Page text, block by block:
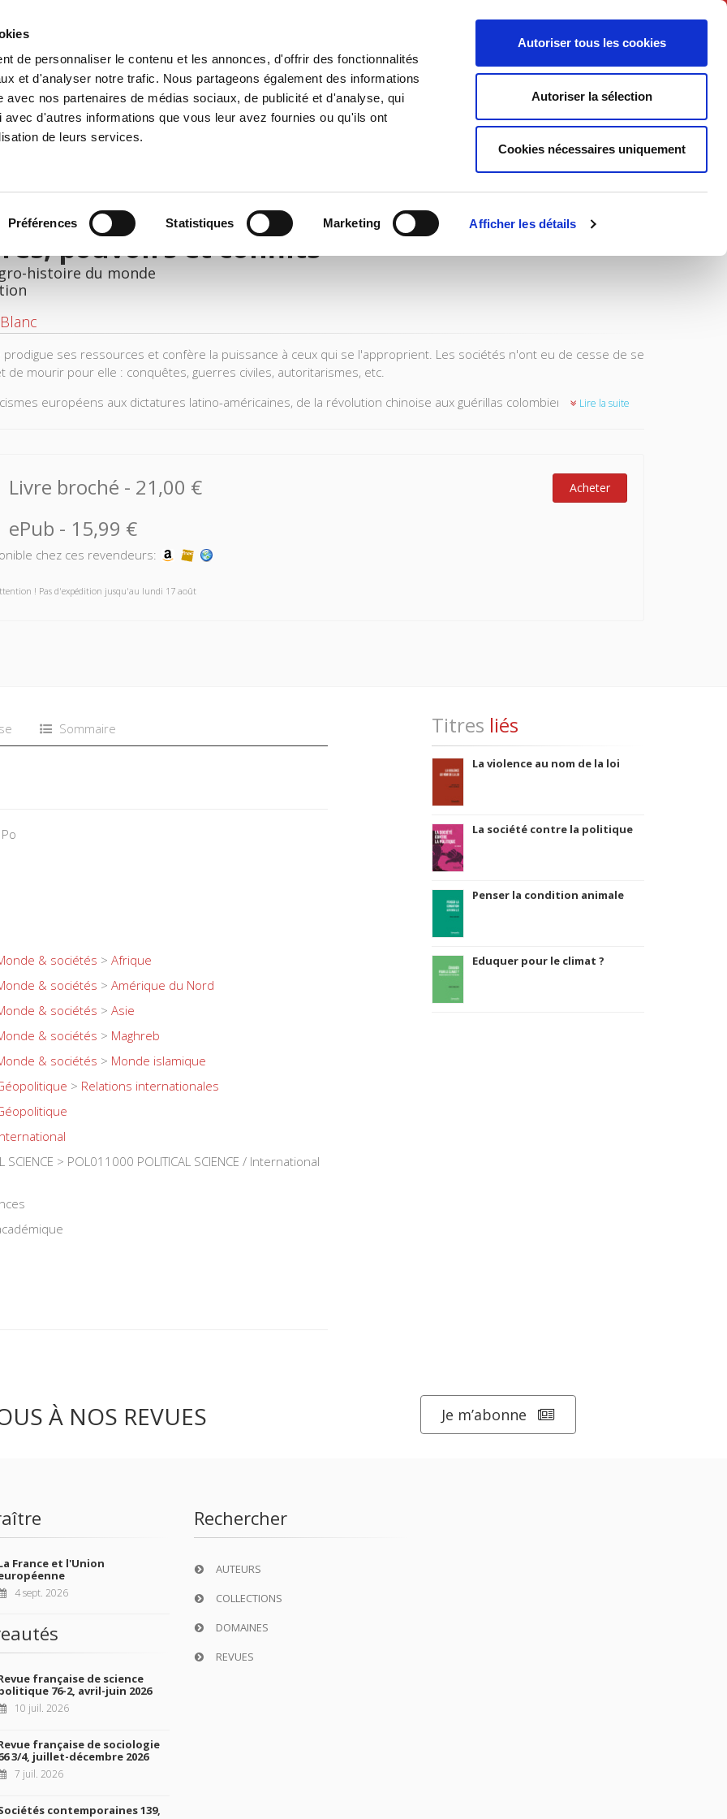
de personnaliser le contenu et les annonces, d'offrir des fonctionnalités
et d'analyser notre trafic. Nous partageons également des informations
avec nos partenaires de médias sociaux, de publicité et d'analyse, qui
d'autres informations que vous leur avez fournies ou qu'ils ont
de leurs services.
Préférences Statistiques Marketing Afficher les détails
Autoriser tous les cookies
Autoriser la sélection
Cookies nécessaires uniquement
Français
Environnement Histoire International Politique Société
pouvoirs et conflits
histoire du monde
prodigue ses ressources et confère la puissance à ceux qui se l'approprient. Les sociétés n'ont eu de cesse de se
de mourir pour elle : conquêtes, guerres civiles, autoritarismes, etc.
européens aux dictatures latino-américaines, de la révolution chinoise aux guérillas colombiennes, combien
se dérober et leur rêve de reconnaissance s’évanouir ? Pierre Blanc réexamine l’histoire contemporaine en
la question foncière au coeur des logiques de pouvoir.
Lire la suite
Livre broché - 21,00 € Acheter
ePub - 15,99 €
chez ces revendeurs:
! Pas d'expédition jusqu'au lundi 17 août
Sommaire
& sociétés > Afrique
& sociétés > Amérique du Nord
& sociétés > Asie
& sociétés > Maghreb
& sociétés > Monde islamique
> Relations internationales
SCIENCE > POL011000 POLITICAL SCIENCE / International
Titres liés
La violence au nom de la loi
La société contre la politique
Penser la condition animale
Eduquer pour le climat ?
À NOS REVUES Je m’abonne
France et l'Union
4 sept. 2026
française de science
76-2, avril-juin 2026
10 juil. 2026
française de sociologie
3/4, juillet-décembre 2026
7 juil. 2026
contemporaines 139,
Rechercher
AUTEURS
COLLECTIONS
DOMAINES
REVUES